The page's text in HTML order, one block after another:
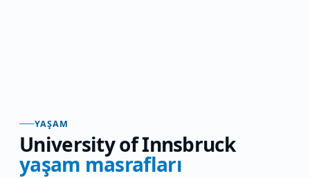
YAŞAM
University of Innsbruck
yaşam masrafları